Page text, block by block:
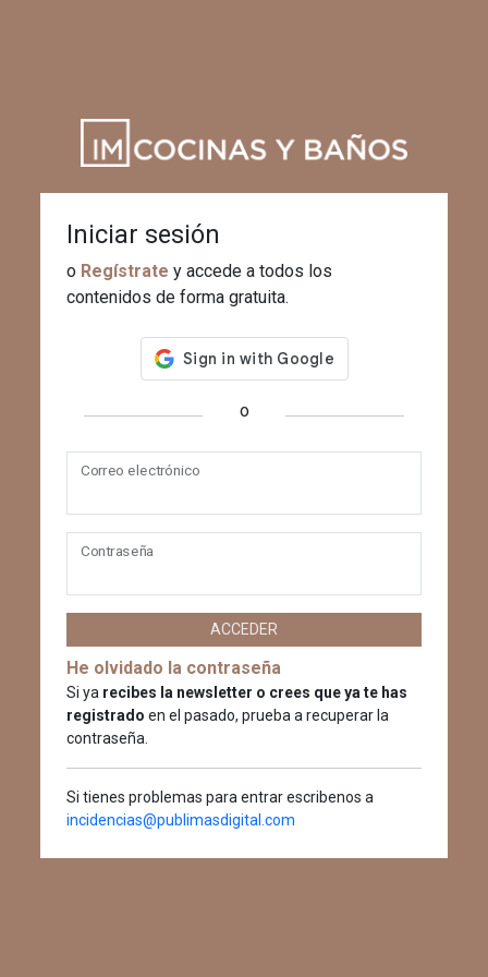
Iniciar sesión
o Regístrate y accede a todos los
contenidos de forma gratuita.
o
Correo electrónico
Contraseña
ACCEDER
He olvidado la contraseña
Si ya recibes la newsletter o crees que ya te has
registrado en el pasado, prueba a recuperar la
contraseña.
Si tienes problemas para entrar escribenos a
incidencias@publimasdigital.com